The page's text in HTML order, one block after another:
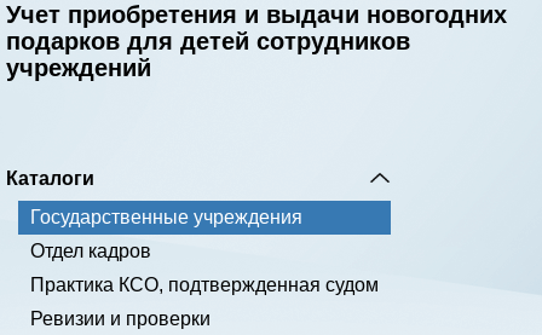
Учет приобретения и выдачи новогодних
подарков для детей сотрудников
учреждений
Каталоги
Государственные учреждения
Отдел кадров
Практика КСО, подтвержденная судом
Ревизии и проверки